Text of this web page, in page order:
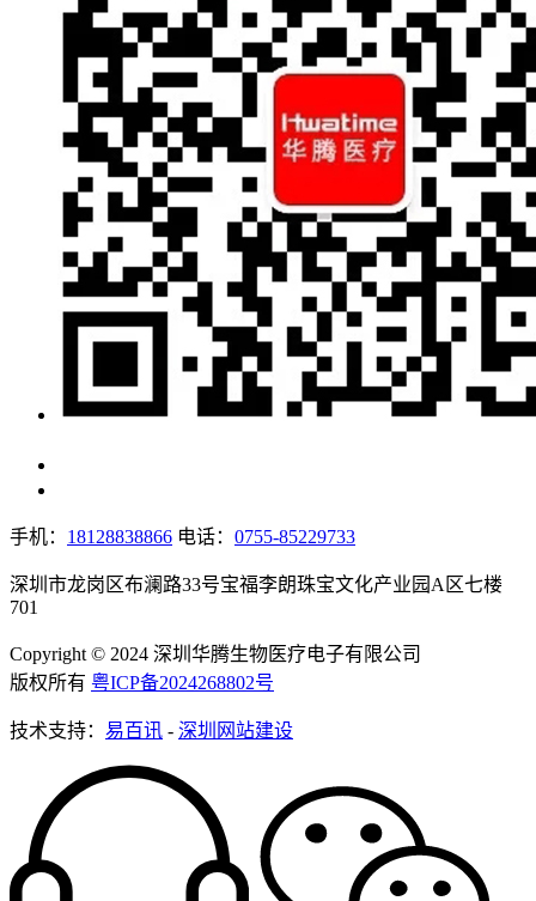
手机： 18128838866 电话： 0755-85229733
深圳市龙岗区布澜路33号宝福李朗珠宝文化产业园A区七楼
701
Copyright © 2024 深圳华腾生物医疗电子有限公司
版权所有 粤ICP备2024268802号
技术支持： 易百讯 - 深圳网站建设